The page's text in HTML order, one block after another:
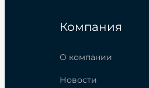
Компания
О компании
Новости